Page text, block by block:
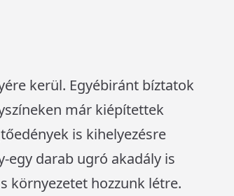
kerül. Egyébiránt bíztatok
már kiépítettek
is kihelyezésre
egy darab ugró akadály is
környezetet hozzunk létre.